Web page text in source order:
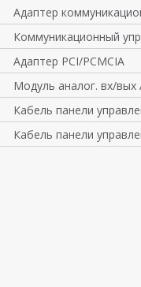
Адаптер
Коммуникационный
Адаптер PCI/PCMCIA
Модуль аналог. вх/вых
Кабель панели
Кабель панели